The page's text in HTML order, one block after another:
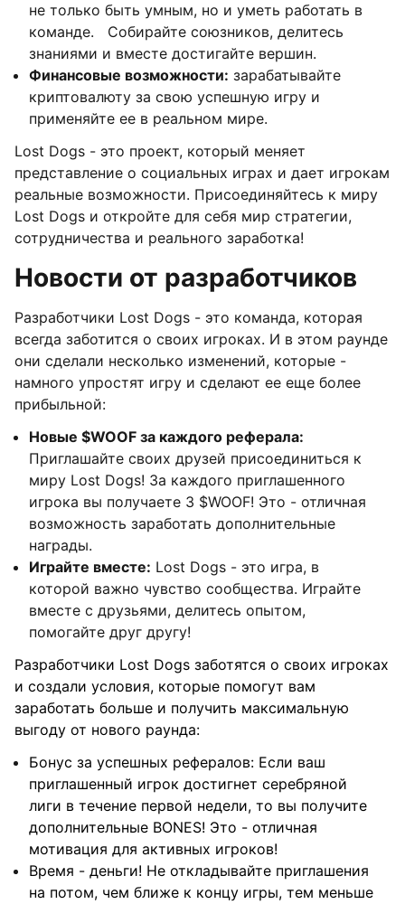
не только быть умным, но и уметь работать в
команде. Собирайте союзников, делитесь
знаниями и вместе достигайте вершин.
Финансовые возможности: зарабатывайте
криптовалюту за свою успешную игру и
применяйте ее в реальном мире.
Lost Dogs - это проект, который меняет
представление о социальных играх и дает игрокам
реальные возможности. Присоединяйтесь к миру
Lost Dogs и откройте для себя мир стратегии,
сотрудничества и реального заработка!
Новости от разработчиков
Разработчики Lost Dogs - это команда, которая
всегда заботится о своих игроках. И в этом раунде
они сделали несколько изменений, которые -
намного упростят игру и сделают ее еще более
прибыльной:
Новые $WOOF за каждого реферала:
Приглашайте своих друзей присоединиться к
миру Lost Dogs! За каждого приглашенного
игрока вы получаете 3 $WOOF! Это - отличная
возможность заработать дополнительные
награды.
Играйте вместе: Lost Dogs - это игра, в
которой важно чувство сообщества. Играйте
вместе с друзьями, делитесь опытом,
помогайте друг другу!
Разработчики Lost Dogs заботятся о своих игроках
и создали условия, которые помогут вам
заработать больше и получить максимальную
выгоду от нового раунда:
Бонус за успешных рефералов: Если ваш
приглашенный игрок достигнет серебряной
лиги в течение первой недели, то вы получите
дополнительные BONES! Это - отличная
мотивация для активных игроков!
Время - деньги! Не откладывайте приглашения
на потом, чем ближе к концу игры, тем меньше